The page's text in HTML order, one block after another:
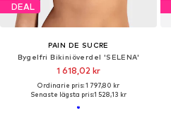
DEAL
PAIN DE SUCRE
Bygelfri Bikiniöverdel 'SELENA'
1 618,02 kr
Ordinarie pris: 1 797,80 kr
Senaste lägsta pris:1 528,13 kr